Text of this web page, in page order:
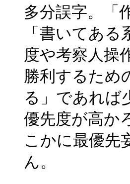
多分誤字。
「書いてあ
度や考察人操
勝利するため
る」であれば
優先度が高か
こかに最優先
ん。